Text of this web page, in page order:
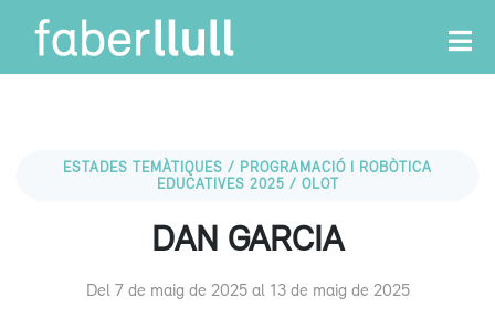
ESTADES TEMÀTIQUES / PROGRAMACIÓ I ROBÒTICA
EDUCATIVES 2025 / OLOT
DAN GARCIA
Del 7 de maig de 2025 al 13 de maig de 2025